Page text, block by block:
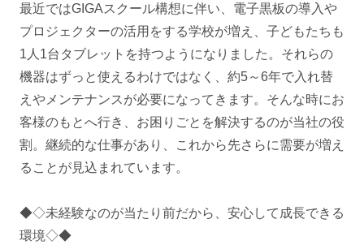
最近ではGIGAスクール構想に伴い、電子黒板の導入や
プロジェクターの活用をする学校が増え、子どもたちも
1人1台タブレットを持つようになりました。それらの
機器はずっと使えるわけではなく、約5～6年で入れ替
えやメンテナンスが必要になってきます。そんな時にお
客様のもとへ行き、お困りごとを解決するのが当社の役
割。継続的な仕事があり、これから先さらに需要が増え
ることが見込まれています。
◆◇未経験なのが当たり前だから、安心して成長できる
環境◇◆